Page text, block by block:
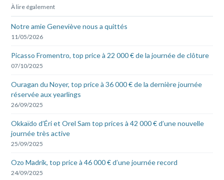
À lire également
Notre amie Geneviève nous a quittés
11/05/2026
Picasso Fromentro, top price à 22 000 € de la journée de clôture
07/10/2025
Ouragan du Noyer, top price à 36 000 € de la dernière journée
réservée aux yearlings
26/09/2025
Okkaïdo d’Éri et Orel Sam top prices à 42 000 € d’une nouvelle
journée très active
25/09/2025
Ozo Madrik, top price à 46 000 € d’une journée record
24/09/2025